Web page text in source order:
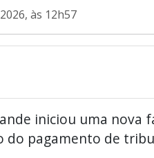
às 12h57
iniciou uma nova
do pagamento de